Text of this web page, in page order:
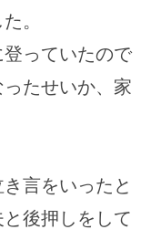
。
っていたので
たせいか、家
言をいったと
後押しをして